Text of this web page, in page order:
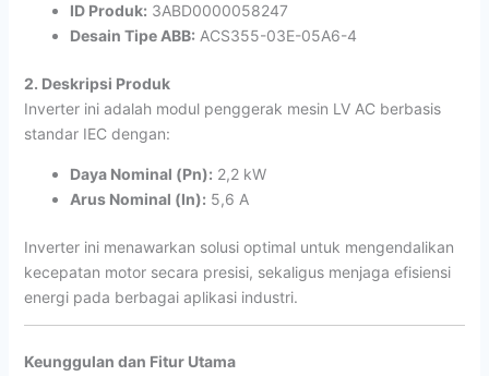
ID Produk: 3ABD0000058247
Desain Tipe ABB: ACS355-03E-05A6-4
2. Deskripsi Produk
Inverter ini adalah modul penggerak mesin LV AC berbasis
standar IEC dengan:
Daya Nominal (Pn): 2,2 kW
Arus Nominal (In): 5,6 A
Inverter ini menawarkan solusi optimal untuk mengendalikan
kecepatan motor secara presisi, sekaligus menjaga efisiensi
energi pada berbagai aplikasi industri.
Keunggulan dan Fitur Utama